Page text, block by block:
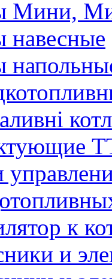
Мини,
навесные
к
и